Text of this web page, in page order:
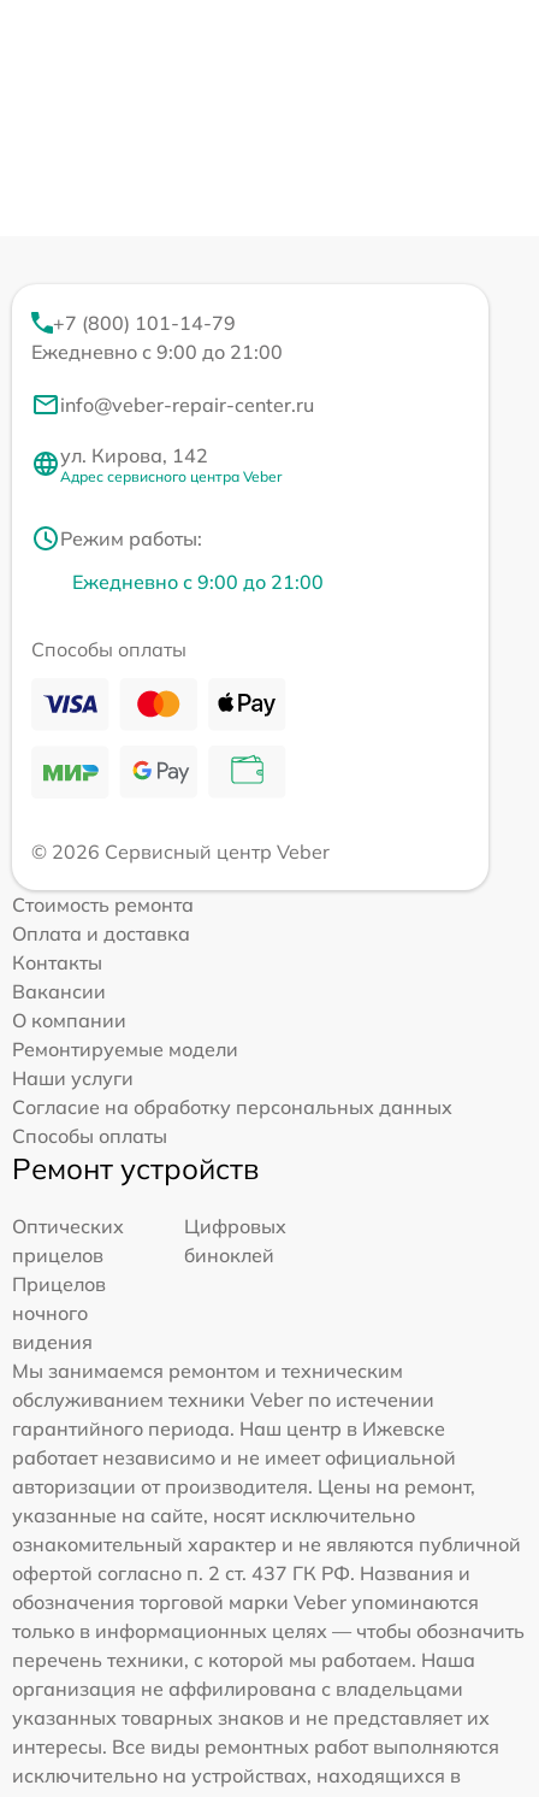
+7 (800) 101-14-79
Ежедневно с 9:00 до 21:00
info@veber-repair-center.ru
ул. Кирова, 142
Адрес сервисного центра Veber
Режим работы:
Ежедневно с 9:00 до 21:00
Способы оплаты
© 2026 Сервисный центр Veber
Стоимость ремонта
Оплата и доставка
Контакты
Вакансии
О компании
Ремонтируемые модели
Наши услуги
Согласие на обработку персональных данных
Способы оплаты
Ремонт устройств
Оптических
прицелов
Цифровых
биноклей
Прицелов
ночного
видения
Мы занимаемся ремонтом и техническим
обслуживанием техники Veber по истечении
гарантийного периода. Наш центр в Ижевске
работает независимо и не имеет официальной
авторизации от производителя. Цены на ремонт,
указанные на сайте, носят исключительно
ознакомительный характер и не являются публичной
офертой согласно п. 2 ст. 437 ГК РФ. Названия и
обозначения торговой марки Veber упоминаются
только в информационных целях — чтобы обозначить
перечень техники, с которой мы работаем. Наша
организация не аффилирована с владельцами
указанных товарных знаков и не представляет их
интересы. Все виды ремонтных работ выполняются
исключительно на устройствах, находящихся в